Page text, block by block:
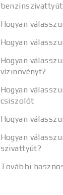
Hogyan
Hogyan
Hogyan
vízinövényt?
Hogyan
csiszolót
Hogyan
Hogyan
szivattyút?
További